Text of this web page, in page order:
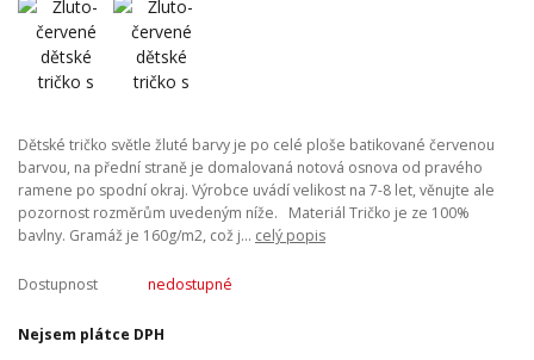
Dětské tričko světle žluté barvy je po celé ploše batikované červenou
barvou, na přední straně je domalovaná notová osnova od pravého
ramene po spodní okraj. Výrobce uvádí velikost na 7-8 let, věnujte ale
pozornost rozměrům uvedeným níže. Materiál Tričko je ze 100%
bavlny. Gramáž je 160g/m2, což j... celý popis
Dostupnost nedostupné
Nejsem plátce DPH